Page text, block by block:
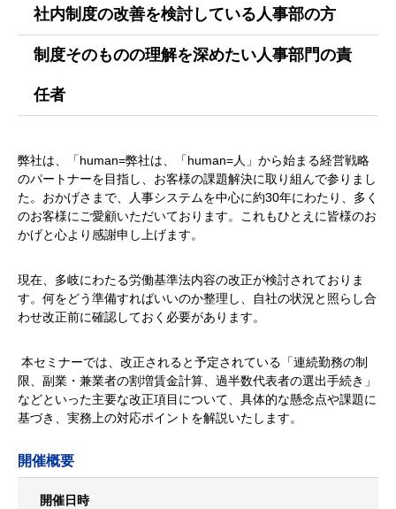
社内制度の改善を検討している人事部の方
制度そのものの理解を深めたい人事部門の責
任者
弊社は、「human=弊社は、「human=人」から始まる経営戦略
のパートナーを目指し、お客様の課題解決に取り組んで参りまし
た。おかげさまで、人事システムを中心に約30年にわたり、多く
のお客様にご愛顧いただいております。これもひとえに皆様のお
かげと心より感謝申し上げます。
​現在、多岐にわたる労働基準法内容の改正が検討されておりま
す。何をどう準備すればいいのか整理し、自社の状況と照らし​合
わせ改正前に確認しておく必要があります。
​ 本セミナーでは、改正されると予定されている「連続勤務の制
限、副業・兼業者の割増賃金計算、過半数代表者の選出手続き」
などといった主要な改正項目について、​具体的な懸念点や課題に
基づき、実務上の対応ポイントを解説いたします。
開催概要
開催日時